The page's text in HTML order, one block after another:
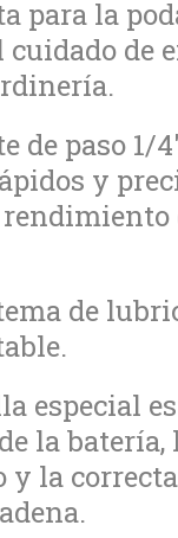
para la
cuidado de
de paso 1/
y
de
especial
la batería,
y la correcta